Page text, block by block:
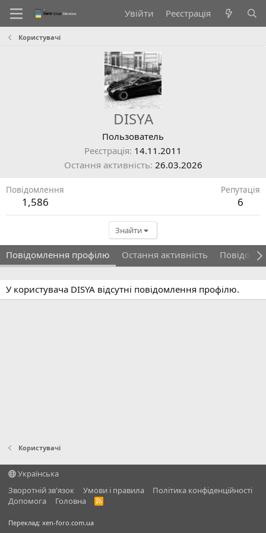
Увійти Реєстрація
Користувачі
DISYA
Пользователь
Реєстрація 14.11.2011
Остання активність 26.03.2026
Повідомлення
1,586
Репутація
6
Знайти
Повідомлення профілю Остання активність
У користувача DISYA відсутні повідомлення профілю.
Користувачі
Українська
Зворотній зв'язок
Умови і правила
Політика конфіденційності
Дoпoмoга
Головна
R
Переклад: xen-foro.com.ua